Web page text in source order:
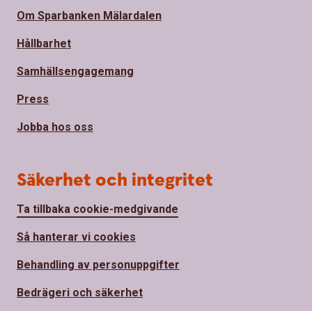
Om Sparbanken Mälardalen
Hållbarhet
Samhällsengagemang
Press
Jobba hos oss
Säkerhet och integritet
Ta tillbaka cookie-medgivande
Så hanterar vi cookies
Behandling av personuppgifter
Bedrägeri och säkerhet